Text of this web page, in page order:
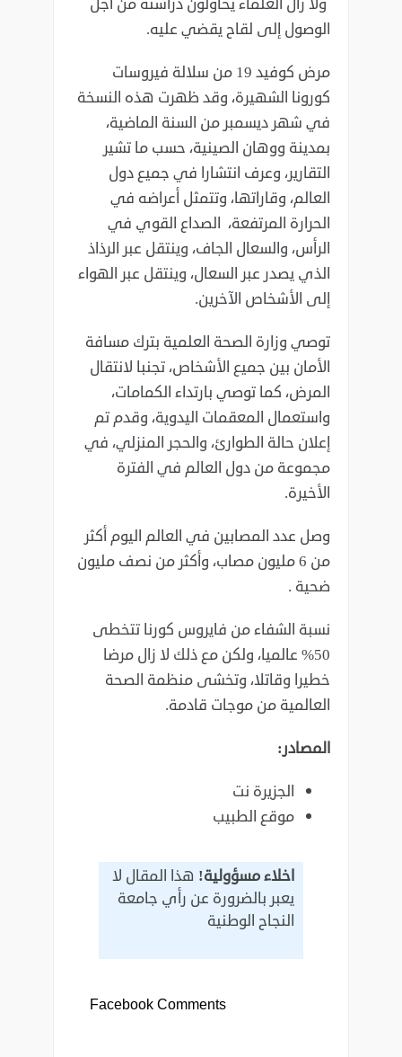
الوصول إلى لقاح يقضي عليه. ‏
مرض كوفيد 19 من سلالة فيروسات
كورونا الشهيرة، وقد ظهرت هذه النسخة
في ‏شهر ديسمبر من السنة الماضية،
بمدينة ووهان الصينية، حسب ما تشير
التقارير، ‏وعرف انتشارا في جميع دول
العالم، وقاراتها، وتتمثل أعراضه في
الحرارة المرتفعة، ‏الصداع القوي في
الرأس، والسعال الجاف، وينتقل عبر الرذاذ
الذي يصدر عبر ‏السعال، وينتقل عبر الهواء
إلى الأشخاص الآخرين. ‏
توصي وزارة الصحة العلمية بترك مسافة
الأمان بين جميع الأشخاص، تجنبا لانتقال
‏المرض، كما توصي بارتداء الكمامات،
واستعمال المعقمات اليدوية، وقدم تم
إعلان ‏حالة الطوارئ، والحجر المنزلي، في
مجموعة من دول العالم في الفترة
الأخيرة. ‏
وصل عدد المصابين في العالم اليوم أكثر
من 6 مليون مصاب، وأكثر من نصف ‏مليون
ضحية .‏
نسبة الشفاء من فايروس كورنا تتخطى
50% عالميا، ولكن مع ذلك لا زال مرضا
‏خطيرا وقاتلا، وتخشى منظمة الصحة
العالمية من موجات قادمة. ‏
المصادر:
الجزيرة نت
موقع الطبيب
اخلاء مسؤولية! هذا المقال لا
يعبر بالضرورة عن رأي جامعة
النجاح الوطنية
Facebook Comments